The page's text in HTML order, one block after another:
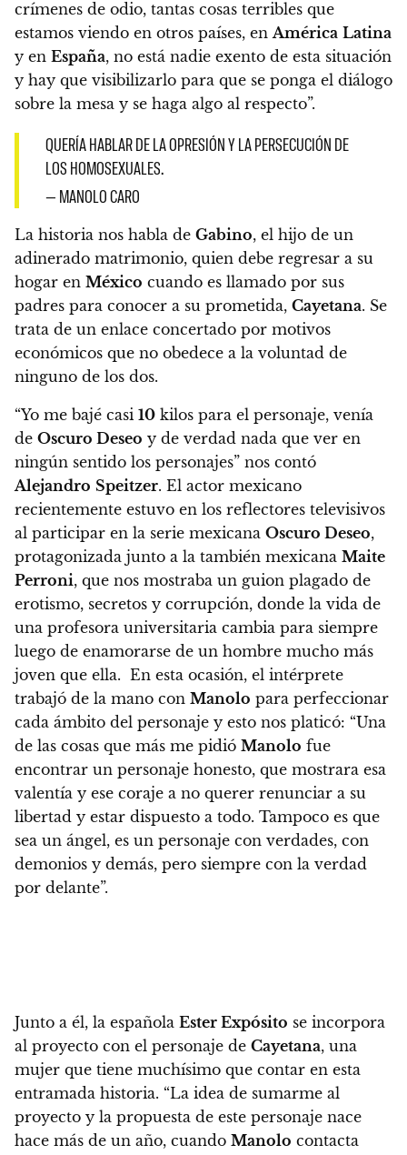
crímenes de odio, tantas cosas terribles que
estamos viendo en otros países, en América Latina
y en España, no está nadie exento de esta situación
y hay que visibilizarlo para que se ponga el diálogo
sobre la mesa y se haga algo al respecto”.
QUERÍA HABLAR DE LA OPRESIÓN Y LA PERSECUCIÓN DE
LOS HOMOSEXUALES.
— MANOLO CARO
La historia nos habla de Gabino, el hijo de un
adinerado matrimonio, quien debe regresar a su
hogar en México cuando es llamado por sus
padres para conocer a su prometida, Cayetana. Se
trata de un enlace concertado por motivos
económicos que no obedece a la voluntad de
ninguno de los dos.
“Yo me bajé casi 10 kilos para el personaje, venía
de Oscuro Deseo y de verdad nada que ver en
ningún sentido los personajes” nos contó
Alejandro Speitzer. El actor mexicano
recientemente estuvo en los reflectores televisivos
al participar en la serie mexicana Oscuro Deseo,
protagonizada junto a la también mexicana Maite
Perroni, que nos mostraba un guion plagado de
erotismo, secretos y corrupción, donde la vida de
una profesora universitaria cambia para siempre
luego de enamorarse de un hombre mucho más
joven que ella. En esta ocasión, el intérprete
trabajó de la mano con Manolo para perfeccionar
cada ámbito del personaje y esto nos platicó: “Una
de las cosas que más me pidió Manolo fue
encontrar un personaje honesto, que mostrara esa
valentía y ese coraje a no querer renunciar a su
libertad y estar dispuesto a todo. Tampoco es que
sea un ángel, es un personaje con verdades, con
demonios y demás, pero siempre con la verdad
por delante”.
Junto a él, la española Ester Expósito se incorpora
al proyecto con el personaje de Cayetana, una
mujer que tiene muchísimo que contar en esta
entramada historia. “La idea de sumarme al
proyecto y la propuesta de este personaje nace
hace más de un año, cuando Manolo contacta